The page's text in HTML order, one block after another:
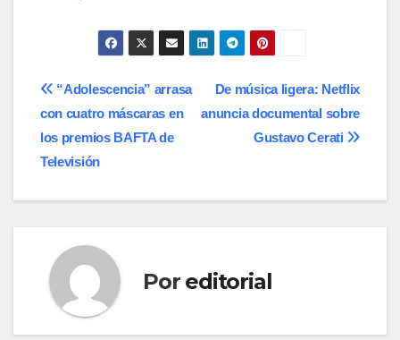
Navegación
de
entradas
De música ligera: Netflix
anuncia documental sobre
Gustavo Cerati
“Adolescencia” arrasa
con cuatro máscaras en
los premios BAFTA de
Televisión
Por editorial